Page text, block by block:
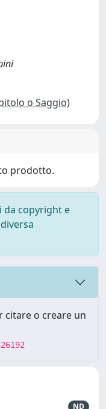
o Saggio)
prodotto.
da copyright e
citare o creare un
ND